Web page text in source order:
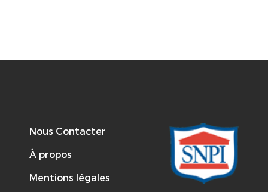
Nous Contacter
À propos
Mentions légales